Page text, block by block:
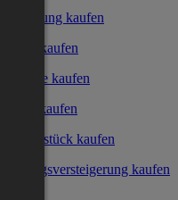
Wohnung kaufen
Haus kaufen
Garage kaufen
Büro kaufen
Grundstück kaufen
Zwangsversteigerung kaufen